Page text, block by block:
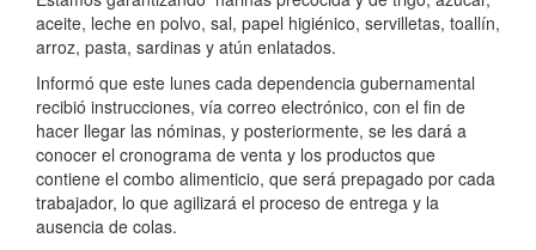
aceite, leche en polvo, sal, papel higiénico, servilletas, toallín,
arroz, pasta, sardinas y atún enlatados.
Informó que este lunes cada dependencia gubernamental
recibió instrucciones, vía correo electrónico, con el fin de
hacer llegar las nóminas, y posteriormente, se les dará a
conocer el cronograma de venta y los productos que
contiene el combo alimenticio, que será prepagado por cada
trabajador, lo que agilizará el proceso de entrega y la
ausencia de colas.